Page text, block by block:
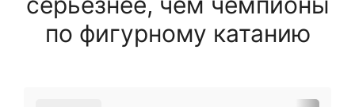
по фигурному катанию